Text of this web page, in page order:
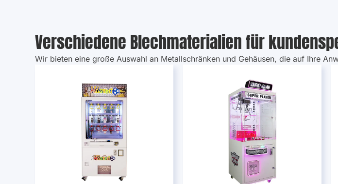
Verschiedene Blechmaterialien für
Wir bieten eine große Auswahl an Metallschränken und Gehäusen, die auf Ihre